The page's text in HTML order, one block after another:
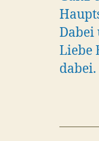
Dabei
Liebe
dabei.